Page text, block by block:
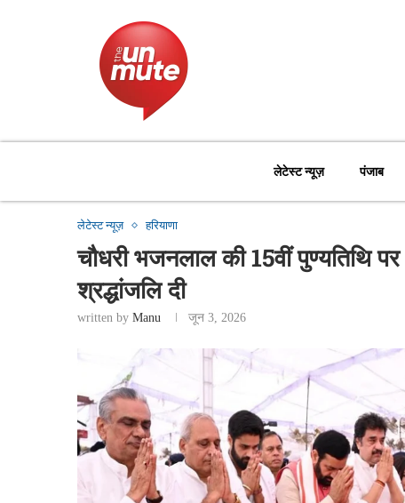
लेटेस्ट न्यूज़ पंजाब
लेटेस्ट न्यूज़ हरियाणा
चौधरी भजनलाल की 15वीं पुण्यतिथि
श्रद्धांजलि दी
written by Manu जून 3, 2026